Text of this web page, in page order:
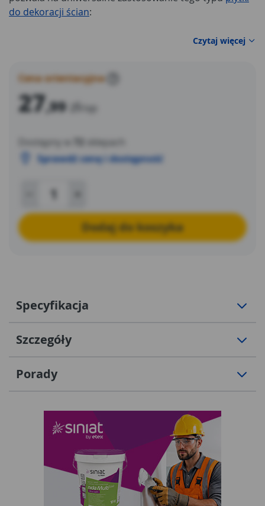
do dekoracji ścian:
Czytaj więcej
Cena orientacyjna
27,99 zł /op
Dostępny w
sklepach
Sprawdź cenę i dostępność
Dodaj do koszyka
Specyfikacja
Szczegóły
Porady